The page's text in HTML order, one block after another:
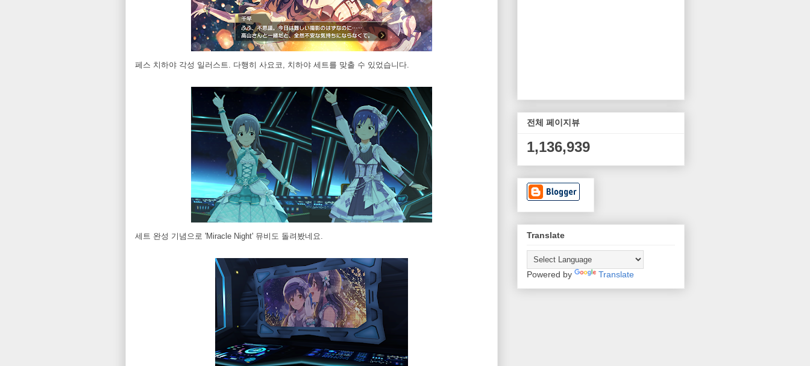
페스 치하야 각성 일러스트. 다행히 사요코, 치하야 세트를 맞출 수 있었습니다.
세트 완성 기념으로 'Miracle Night' 뮤비도 돌려봤네요.
전체 페이지뷰
1,136,939
Translate
Powered by Translate